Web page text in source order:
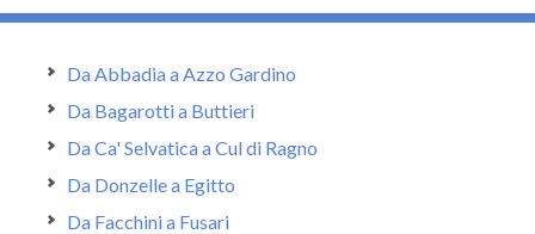
Da Abbadia a Azzo Gardino
Da Bagarotti a Buttieri
Da Ca' Selvatica a Cul di Ragno
Da Donzelle a Egitto
Da Facchini a Fusari